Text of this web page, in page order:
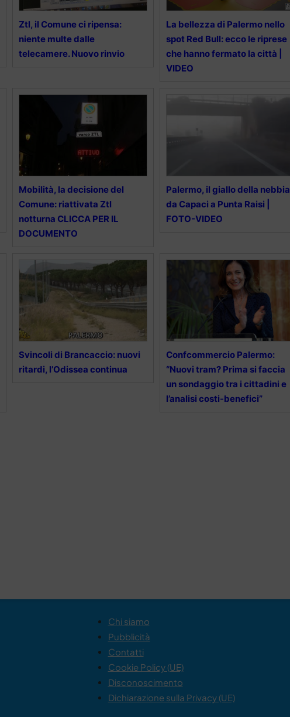
Ztl, il Comune ci ripensa:
niente multe dalle
telecamere. Nuovo rinvio
La bellezza di Palermo nello
spot Red Bull: ecco le riprese
che hanno fermato la città |
VIDEO
Mobilità, la decisione del
Comune: riattivata Ztl
notturna CLICCA PER IL
DOCUMENTO
Palermo, il giallo della nebbia
da Capaci a Punta Raisi |
FOTO-VIDEO
Svincoli di Brancaccio: nuovi
ritardi, l’Odissea continua
Confcommercio Palermo:
“Nuovi tram? Prima si faccia
un sondaggio tra i cittadini e
l’analisi costi-benefici”
Chi siamo
Pubblicità
Contatti
Cookie Policy (UE)
Disconoscimento
Dichiarazione sulla Privacy (UE)